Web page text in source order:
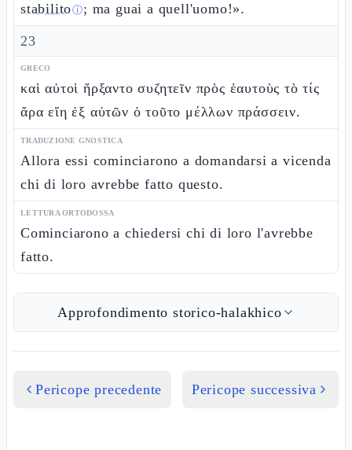
stabilitoⓘ; ma guai a quell'uomo!».
23
GRECO
καὶ αὐτοὶ ἤρξαντο συζητεῖν πρὸς ἑαυτοὺς τὸ τίς
ἄρα εἴη ἐξ αὐτῶν ὁ τοῦτο μέλλων πράσσειν.
TRADUZIONE GNOSTICA
Allora essi cominciarono a domandarsi a vicenda
chi di loro avrebbe fatto questo.
LETTURA ORTODOSSA
Cominciarono a chiedersi chi di loro l'avrebbe
fatto.
Approfondimento storico-halakhico
Pericope precedente Pericope successiva